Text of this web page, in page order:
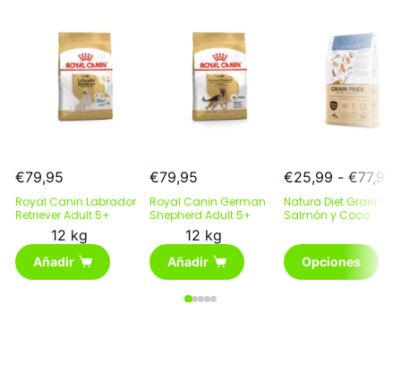
€79,95
Royal Canin Labrador
Retriever Adult 5+
12 kg
Añadir
€79,95
Royal Canin German
Shepherd Adult 5+
12 kg
Añadir
€25,99 - €77,99
Natura Diet Grain Free
Salmón y Coco
Opciones
Este
producto